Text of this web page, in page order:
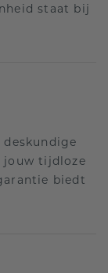
staat bij
jouw tijdloze
biedt